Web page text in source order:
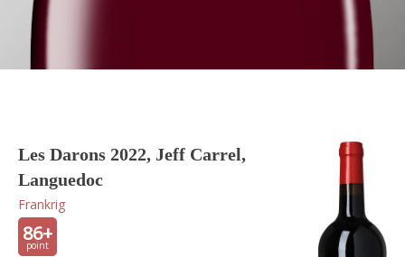
Les Darons 2022, Jeff Carrel,
Languedoc
Frankrig
86+